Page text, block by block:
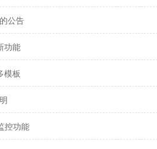
公告
功能
模板
控功能